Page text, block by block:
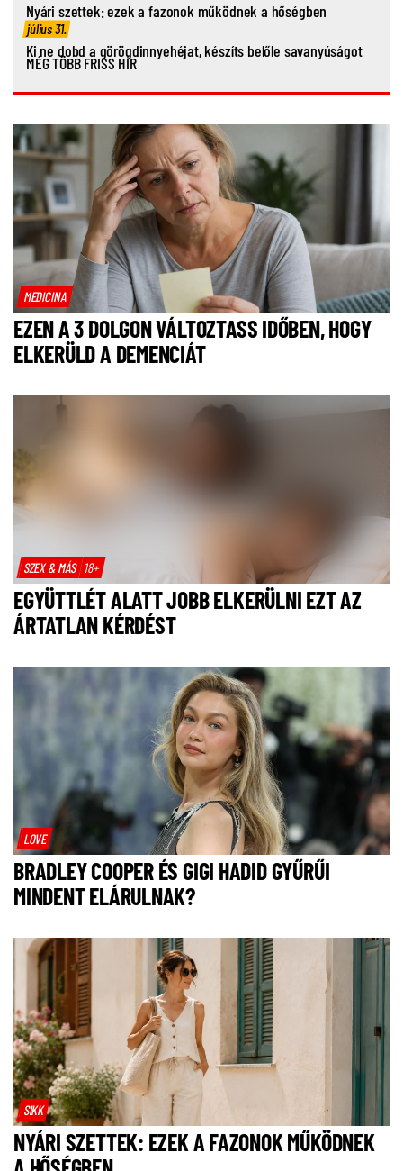
Nyári szettek: ezek a fazonok működnek a hőségben
július 31.
Ki ne dobd a görögdinnyehéjat, készíts belőle savanyúságot
MÉG TÖBB FRISS HÍR
MEDICINA
EZEN A 3 DOLGON VÁLTOZTASS IDŐBEN, HOGY
ELKERÜLD A DEMENCIÁT
SZEX & MÁS 18+
EGYÜTTLÉT ALATT JOBB ELKERÜLNI EZT AZ
ÁRTATLAN KÉRDÉST
LOVE
BRADLEY COOPER ÉS GIGI HADID GYŰRŰI
MINDENT ELÁRULNAK?
SIKK
NYÁRI SZETTEK: EZEK A FAZONOK MŰKÖDNEK